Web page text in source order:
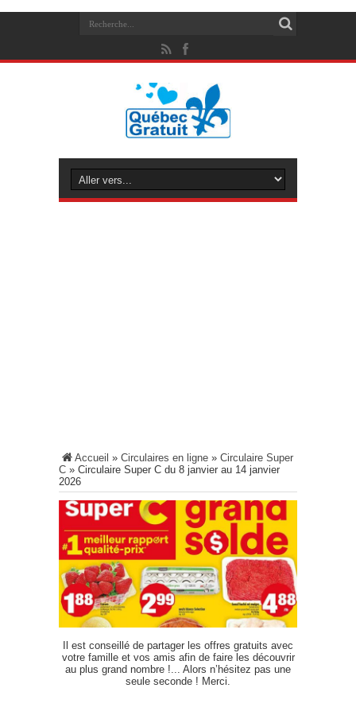
Accueil » Circulaires en ligne » Circulaire Super
C » Circulaire Super C du 8 janvier au 14 janvier
2026
Il est conseillé de partager les offres gratuits avec
votre famille et vos amis afin de faire les découvrir
au plus grand nombre !... Alors n’hésitez pas une
seule seconde ! Merci.